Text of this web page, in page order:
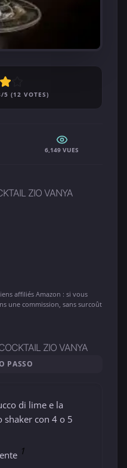
5 (12 VOTES)
6,149 VUES
ZIO VANYA
affiliés Amazon : si vous
une commission, sans surcoût
ZIO VANYA
PASSO
di lime e la
shaker con 4 o 5
1